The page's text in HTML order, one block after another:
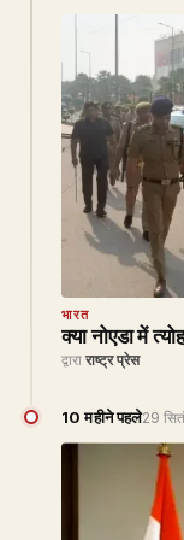
भारत
क्या नोएडा में
द्वारा राष्ट्र प्रेस
10 महीने पहले29